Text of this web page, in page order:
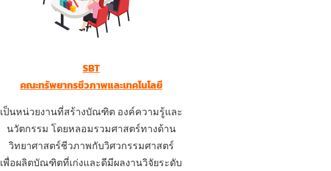
SBT
คณะทรัพยากรชีวภาพและเทคโนโลยี
เป็นหน่วยงานที่สร้างบัณฑิต องค์ความรู้และ
นวัตกรรม โดยหลอมรวมศาสตร์ทางด้าน
วิทยาศาสตร์ชีวภาพกับวิศวกรรมศาสตร์
เพื่อผลิตบัณฑิตที่เก่งและดีมีผลงานวิจัยระดับ